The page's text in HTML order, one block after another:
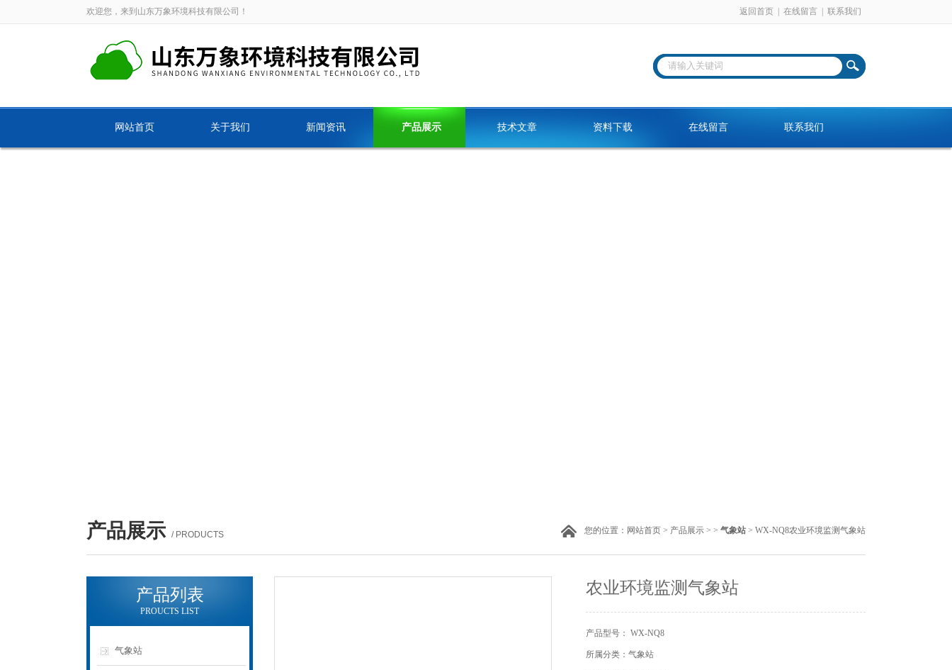
欢迎您，来到山东万象环境科技有限公司！ 返回首页 在线留言 联系我们
网站首页 关于我们 新闻资讯 产品展示 技术文章 资料下载 在线留言 联系我们
产品展示 / PRODUCTS 您的位置： 网站首页 > 产品展示 > > 气象站 > WX-NQ8农业环境监测气象站
产品列表
PROUCTS LIST
气象站
农业环境监测气象站
产品型号： WX-NQ8
所属分类：气象站